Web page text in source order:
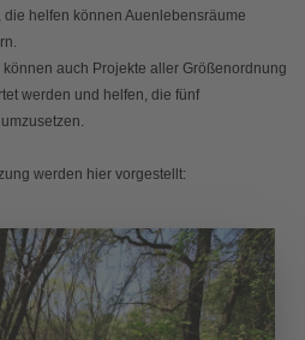
helfen können Auenlebensräume
auch Projekte aller Größenordnung
werden und helfen, die fünf
werden hier vorgestellt: